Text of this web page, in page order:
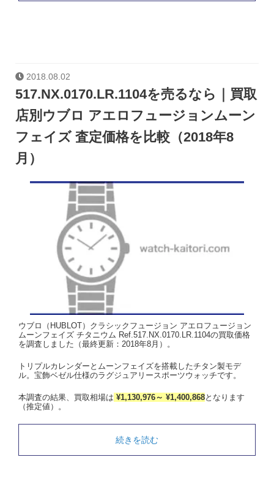
2018.08.02
517.NX.0170.LR.1104を売るなら｜買取
店別ウブロ アエロフュージョンムーン
フェイズ 査定価格を比較（2018年8
月）
ウブロ（HUBLOT）クラシックフュージョン アエロフュージョン
ムーンフェイズ チタニウム Ref.517.NX.0170.LR.1104の買取価格
を調査しました（最終更新：2018年8月）。
トリプルカレンダーとムーンフェイズを搭載したチタン製モデ
ル。宝飾ベゼル仕様のラグジュアリースポーツウォッチです。
本調査の結果、買取相場は ¥1,130,976～ ¥1,400,868となります
（推定値）。
続きを読む